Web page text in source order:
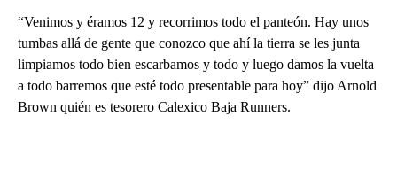
“Venimos y éramos 12 y recorrimos todo el panteón. Hay unos
tumbas allá de gente que conozco que ahí la tierra se les junta
limpiamos todo bien escarbamos y todo y luego damos la vuelta
a todo barremos que esté todo presentable para hoy” dijo Arnold
Brown quién es tesorero Calexico Baja Runners.